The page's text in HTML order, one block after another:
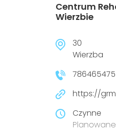
Centrum
Wierzbie
30
Wierzba
786465475
https://
Czynne